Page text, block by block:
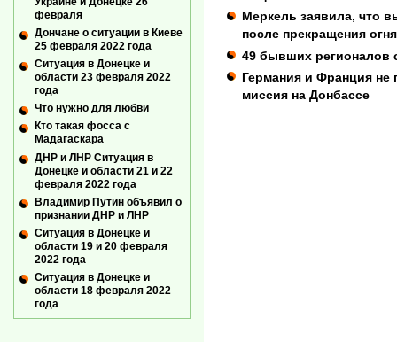
Меркель заявила, что
после прекращения огня
49 бывших регионалов
Германия и Франция не
миссия на Донбассе
февраля
Дончане о ситуации в Киеве
25 февраля 2022 года
Ситуация в Донецке и
области 23 февраля 2022
года
Что нужно для любви
Кто такая фосса с
Мадагаскара
ДНР и ЛНР Ситуация в
Донецке и области 21 и 22
февраля 2022 года
Владимир Путин объявил о
признании ДНР и ЛНР
Ситуация в Донецке и
области 19 и 20 февраля
2022 года
Ситуация в Донецке и
области 18 февраля 2022
года